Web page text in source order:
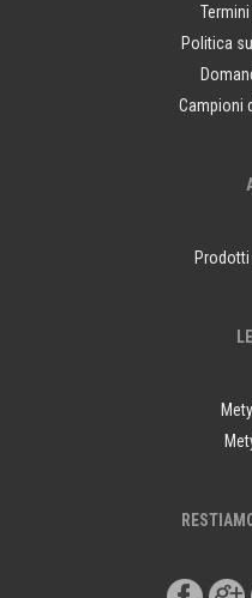
Politica
Campioni